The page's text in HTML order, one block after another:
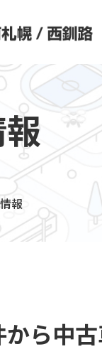
報
から中